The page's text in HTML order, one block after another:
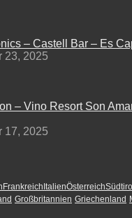
– Castell Bar – Es
23, 2025
– Vino Resort Son
17, 2025
Frankreich ItalienÖsterreichSüdtirol
Großbritannien Griechenland